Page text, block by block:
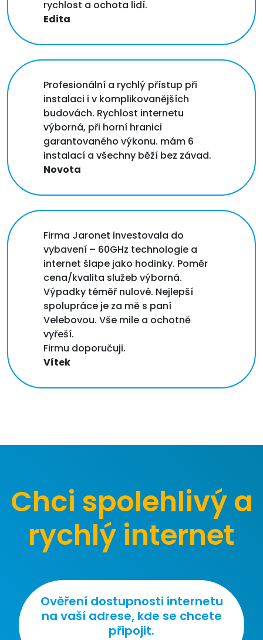
rychlost a ochota lidí.
Edita
Profesionální a rychlý přístup při
instalaci i v komplikovanějších
budovách. Rychlost internetu
výborná, při horní hranici
garantovaného výkonu. mám 6
instalací a všechny běží bez závad.
Novota
Firma Jaronet investovala do
vybavení – 60GHz technologie a
internet šlape jako hodinky. Poměr
cena/kvalita služeb výborná.
Výpadky téměř nulové. Nejlepší
spolupráce je za mě s paní
Velebovou. Vše mile a ochotně
vyřeší.
Firmu doporučuji.
Vítek
Chci spolehlivý a
rychlý internet
Ověření dostupnosti internetu
na vaší adrese, kde se chcete
připojit.